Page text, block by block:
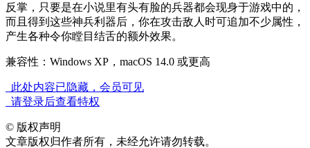
反掌，只要是在小说里有头有脸的兵器都会现身于游戏中的，
而且得到这些神兵利器后，你在攻击敌人时可追加不少属性，
产生各种令你瞠目结舌的额外效果。
兼容性：Windows XP，macOS 14.0 或更高
此处内容已隐藏，会员可见
请登录后查看特权
© 版权声明
文章版权归作者所有，未经允许请勿转载。